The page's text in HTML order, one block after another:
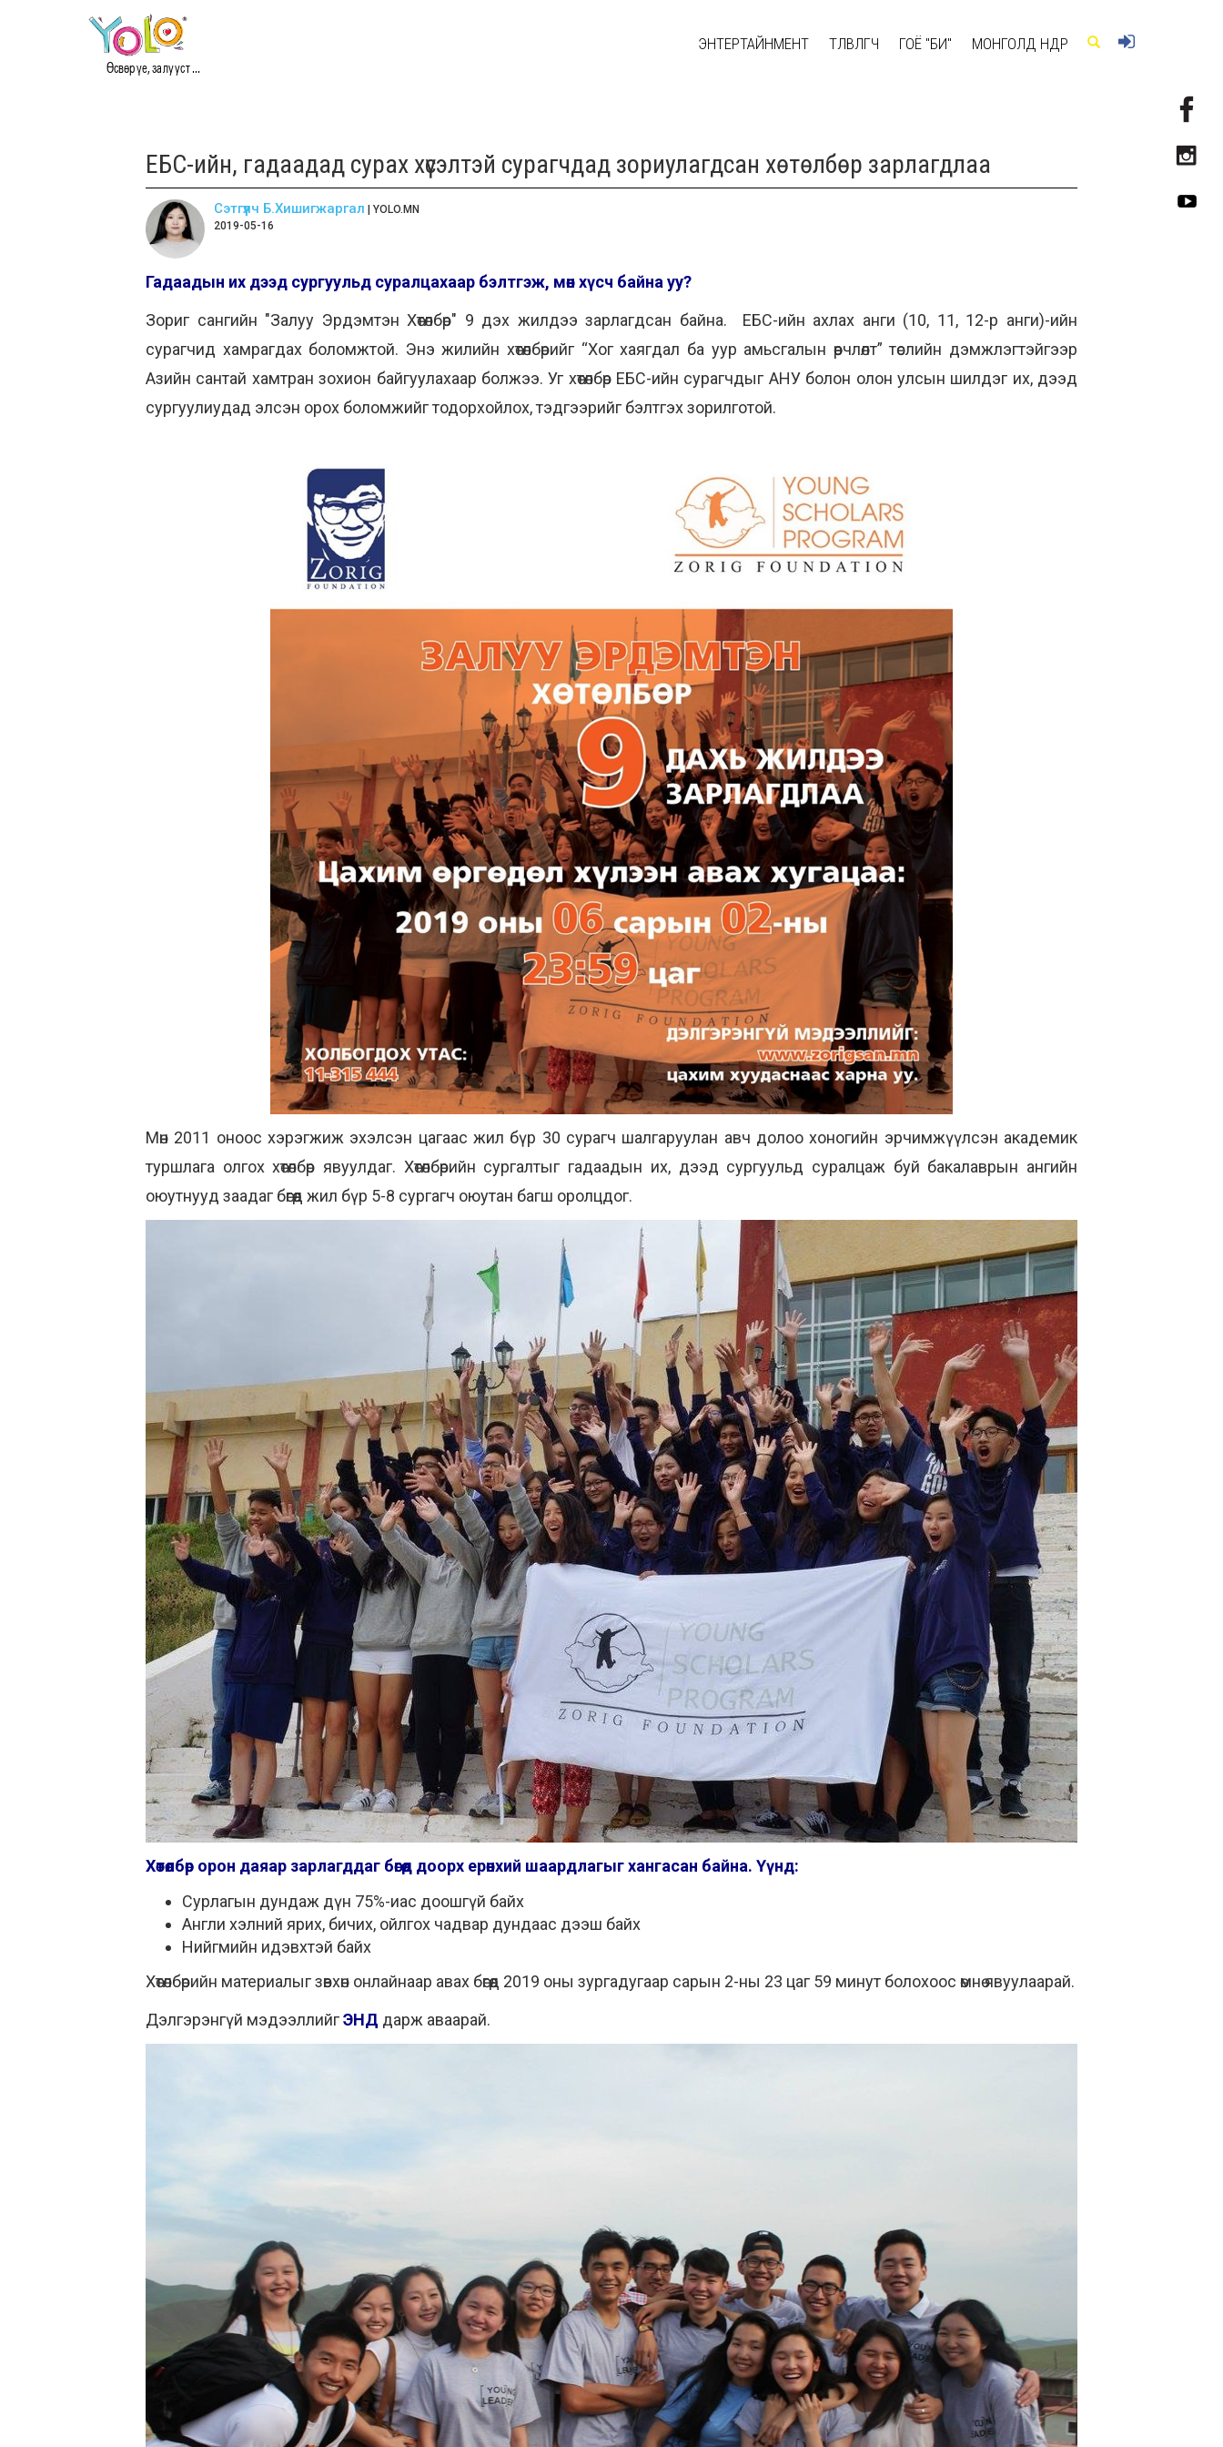
Өсвөр үе, залууст ...
ЭНТЕРТАЙНМЕНТ ТӨЛӨВЛӨГЧ ГОЁ "БИ" МОНГОЛД ӨНӨӨДӨР
ЕБС-ийн, гадаадад сурах хүсэлтэй сурагчдад зориулагдсан хөтөлбөр зарлагдлаа
Сэтгүүлч Б.Хишигжаргал | YOLO.MN
2019-05-16
Гадаадын их дээд сургуульд суралцахаар бэлтгэж, мөн хүсч байна уу?
Зориг сангийн "Залуу Эрдэмтэн Хөтөлбөр" 9 дэх жилдээ зарлагдсан байна. ЕБС-ийн ахлах анги (10, 11, 12-р анги)-ийн
сурагчид хамрагдах боломжтой. Энэ жилийн хөтөлбөрийг “Хог хаягдал ба уур амьсгалын өөрчлөлт” төслийн дэмжлэгтэйгээр
Азийн сантай хамтран зохион байгуулахаар болжээ. Уг хөтөлбөр ЕБС-ийн сурагчдыг АНУ болон олон улсын шилдэг их, дээд
сургуулиудад элсэн орох боломжийг тодорхойлох, тэдгээрийг бэлтгэх зорилготой.
Мөн 2011 оноос хэрэгжиж эхэлсэн цагаас жил бүр 30 сурагч шалгаруулан авч долоо хоногийн эрчимжүүлсэн академик
туршлага олгох хөтөлбөр явуулдаг. Хөтөлбөрийн сургалтыг гадаадын их, дээд сургуульд суралцаж буй бакалаврын ангийн
оюутнууд заадаг бөгөөд жил бүр 5-8 сургагч оюутан багш оролцдог.
Хөтөлбөр орон даяар зарлагддаг бөгөөд доорх ерөнхий шаардлагыг хангасан байна. Үүнд:
Сурлагын дундаж дүн 75%-иас доошгүй байх
Англи хэлний ярих, бичих, ойлгох чадвар дундаас дээш байх
Нийгмийн идэвхтэй байх
Хөтөлбөрийн материалыг зөвхөн онлайнаар авах бөгөөд 2019 оны зургадугаар сарын 2-ны 23 цаг 59 минут болохоос өмнө явуулаарай.
Дэлгэрэнгүй мэдээллийгЭНД дарж аваарай.